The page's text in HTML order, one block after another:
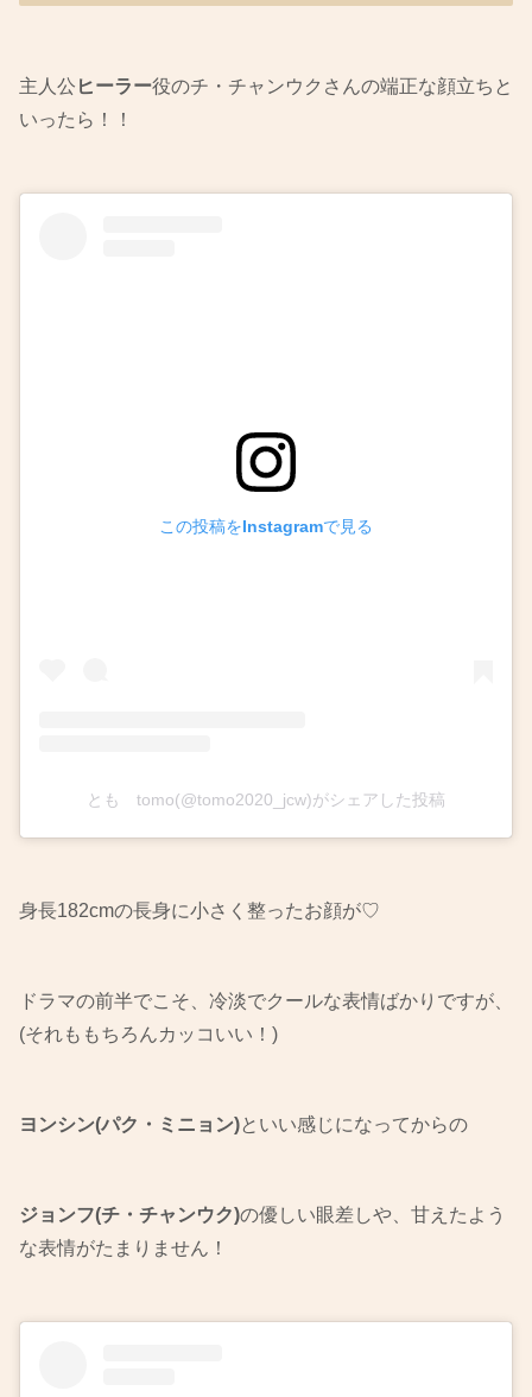
主人公 ヒーラー役のチ・チャンウクさんの端正な顔立ちと
いったら！！
この投稿をInstagramで見る
とも tomo(@tomo2020_jcw)がシェアした投稿
身長182cmの長身に小さく整ったお顔が♡
ドラマの前半でこそ、冷淡でクールな表情ばかりですが、
(それももちろんカッコいい！)
ヨンシン(パク・ミニョン)といい感じになってからの
ジョンフ(チ・チャンウク)の優しい眼差しや、甘えたよう
な表情がたまりません！